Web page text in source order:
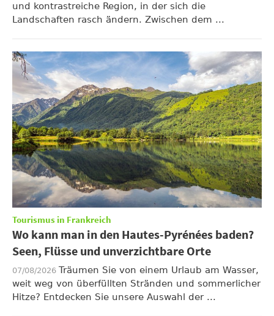
und kontrastreiche Region, in der sich die
Landschaften rasch ändern. Zwischen dem ...
Tourismus in Frankreich
Wo kann man in den Hautes-Pyrénées baden?
Seen, Flüsse und unverzichtbare Orte
07/08/2026 Träumen Sie von einem Urlaub am Wasser,
weit weg von überfüllten Stränden und sommerlicher
Hitze? Entdecken Sie unsere Auswahl der ...